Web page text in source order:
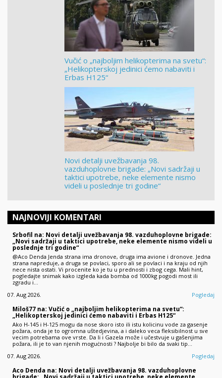
Vučić o „najboljim helikopterima na svetu“:
„Helikopterskoj jedinici ćemo nabaviti i
Erbas H125“
Novi detalji uvežbavanja 98.
vazduhoplovne brigade: „Novi sadržaji u
taktici upotrebe, neke elemente nismo
videli u poslednje tri godine“
NAJNOVIJI KOMENTARI
Srbofil na: Novi detalji uvežbavanja 98. vazduhoplovne brigade:
„Novi sadržaji u taktici upotrebe, neke elemente nismo videli u
poslednje tri godine“
@Aco Denda Jenda strana ima dronove, druga ima avione i dronove. Jedna
strana napreduje, a druga se povlaci, sporo ali se povlaci i na kraju od njih
nece nista ostati. Vi procenite ko je tu u prednosti i zbog cega. Mali hint,
pogledajte snimak kako izgleda kada bomba od 1000kg pogodi most ili
zgradu i…
07. Aug 2026.
Pogledaj
Miloš77 na: Vučić o „najboljim helikopterima na svetu“:
„Helikopterskoj jedinici ćemo nabaviti i Erbas H125“
Ako H-145 i H-125 mogu da nose skoro isto ili istu kolicinu vode za gasenje
požara, onda je to ogromna uštedjevina, a i daleko veca fleksibilnost u sve
vecim potrebama ove vrste. Da li i Gazela može i učestvuje u gašenjima
požara, ili je to van njenih moguċnosti ? Najbolje bi bilo da svaki tip…
07. Aug 2026.
Pogledaj
Aco Denda na: Novi detalji uvežbavanja 98. vazduhoplovne